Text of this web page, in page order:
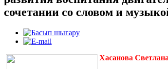
сочетании со словом и
Хасанова